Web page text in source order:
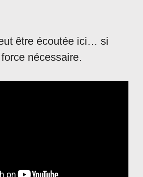
être écoutée ici… si
nécessaire.